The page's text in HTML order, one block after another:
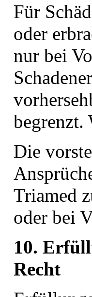
Für
oder
nur bei
begrenzt.
Die
Triamed
oder bei
10.
Recht